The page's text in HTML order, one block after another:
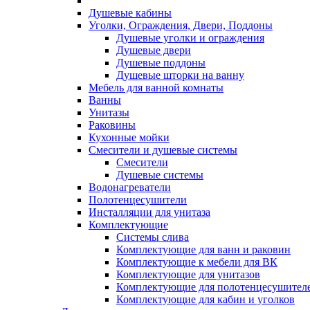
Душевые кабины
Уголки, Ограждения, Двери, Поддоны
Душевые уголки и ограждения
Душевые двери
Душевые поддоны
Душевые шторки на ванну
Мебель для ванной комнаты
Ванны
Унитазы
Раковины
Кухонные мойки
Смесители и душевые системы
Смесители
Душевые системы
Водонагреватели
Полотенцесушители
Инсталляции для унитаза
Комплектующие
Системы слива
Комплектующие для ванн и раковин
Комплектующие к мебели для ВК
Комплектующие для унитазов
Комплектующие для
Комплектующие для кабин и уголков